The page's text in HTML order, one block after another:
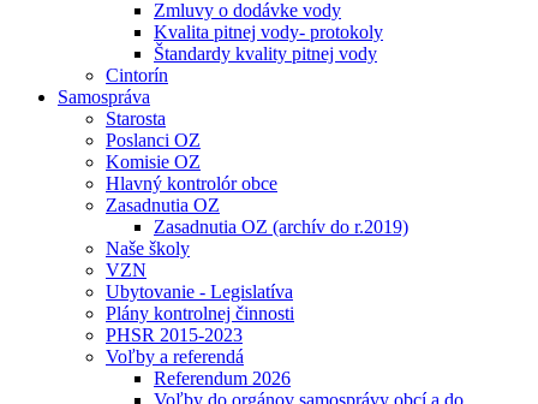
Zmluvy o dodávke vody
Kvalita pitnej vody- protokoly
Štandardy kvality pitnej vody
Cintorín
Samospráva
Starosta
Poslanci OZ
Komisie OZ
Hlavný kontrolór obce
Zasadnutia OZ
Zasadnutia OZ (archív do r.2019)
Naše školy
VZN
Ubytovanie - Legislatíva
Plány kontrolnej činnosti
PHSR 2015-2023
Voľby a referendá
Referendum 2026
Voľby do orgánov samosprávy obcí a do